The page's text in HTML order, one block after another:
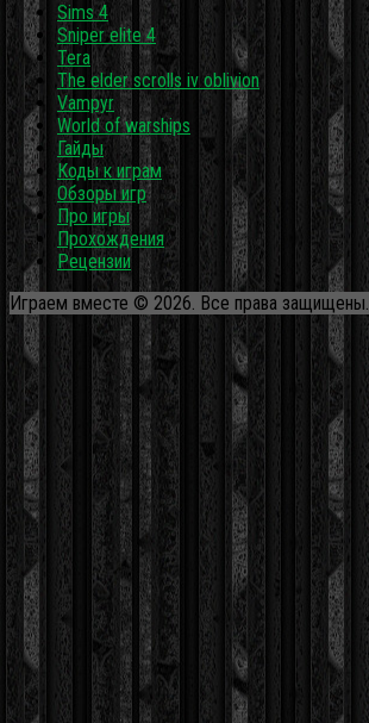
Sims 4
Sniper elite 4
Tera
The elder scrolls iv oblivion
Vampyr
World of warships
Гайды
Коды к играм
Обзоры игр
Про игры
Прохождения
Рецензии
Играем вместе © 2026. Все права защищены.